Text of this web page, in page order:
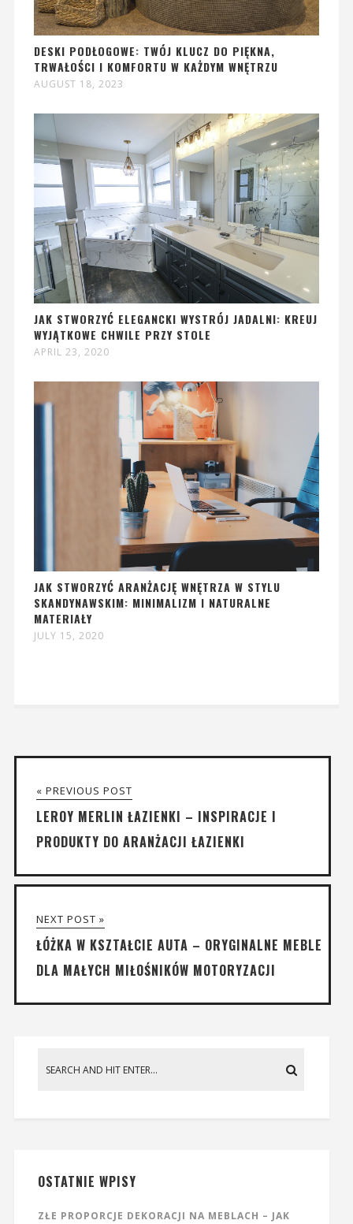
DESKI PODŁOGOWE: TWÓJ KLUCZ DO PIĘKNA,
TRWAŁOŚCI I KOMFORTU W KAŻDYM WNĘTRZU
AUGUST 18, 2023
JAK STWORZYĆ ELEGANCKI WYSTRÓJ JADALNI: KREUJ
WYJĄTKOWE CHWILE PRZY STOLE
APRIL 23, 2020
JAK STWORZYĆ ARANŻACJĘ WNĘTRZA W STYLU
SKANDYNAWSKIM: MINIMALIZM I NATURALNE
MATERIAŁY
JULY 15, 2020
« PREVIOUS POST
LEROY MERLIN ŁAZIENKI – INSPIRACJE I
PRODUKTY DO ARANŻACJI ŁAZIENKI
NEXT POST »
ŁÓŻKA W KSZTAŁCIE AUTA – ORYGINALNE MEBLE
DLA MAŁYCH MIŁOŚNIKÓW MOTORYZACJI
OSTATNIE WPISY
ZŁE PROPORCJE DEKORACJI NA MEBLACH – JAK